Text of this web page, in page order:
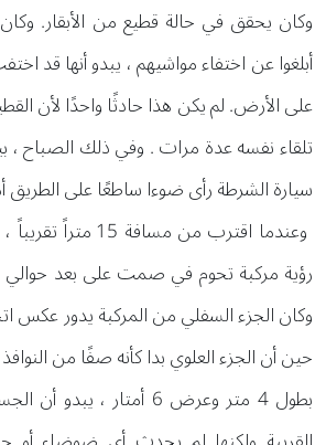
وكان يحقق في حالة قطيع من الأبقار.
أبلغوا عن اختفاء مواشيهم ، يبدو أنها قد
على الأرض. لم يكن هذا حادثًا واحدًا لأن
تلقاء نفسه عدة مرات . وفي ذلك الصباح ،
سيارة الشرطة رأى ضوءا ساطعًا على الطريق
وعندما اقترب من
وكان الجزء السفلي من المركبة يدور عكس
حين أن الجزء العلوي بدا كأنه صفًا من
بطول 4 متر وعرض 6 أمتار ،